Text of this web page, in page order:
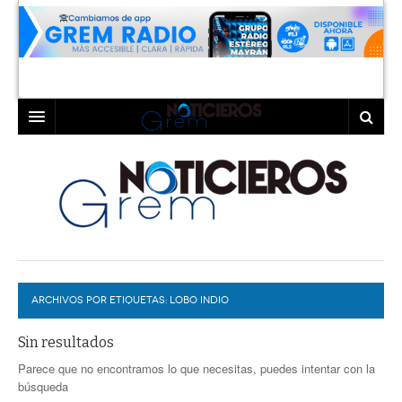
LAGUNA
TORREÓN
GÓMEZ PALACIO
LERDO
COAHUILA
DURANGO
DEPORTES
PROGRAMAS
EXA
COLABORADORES
ARCHIVOS POR ETIQUETAS: LOBO INDIO
Sin resultados
Parece que no encontramos lo que necesitas, puedes intentar con la
búsqueda